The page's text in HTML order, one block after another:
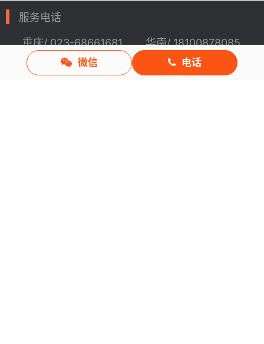
服务电话
重庆/ 023-68661681
华东/ 17382392642
华南/ 18100878085
华北/ 17347785263
微信 电话